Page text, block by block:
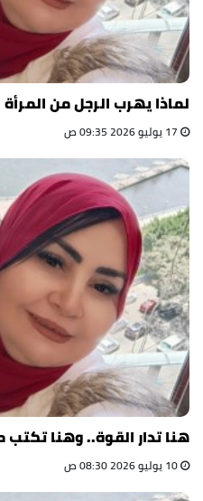
لماذا يهرب الرجل من
هنا تدار القوة.. وهنا